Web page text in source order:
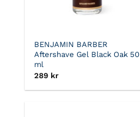
BENJAMIN BARBER
Aftershave Gel Black Oak 50
ml
289 kr